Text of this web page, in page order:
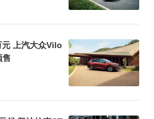
元锂电池组。无论双电机还是单
元 上汽大众Vilo
售